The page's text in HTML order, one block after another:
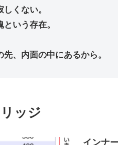
くない。
いう存在。
、内面の中にあるから。
ッジ
インナ